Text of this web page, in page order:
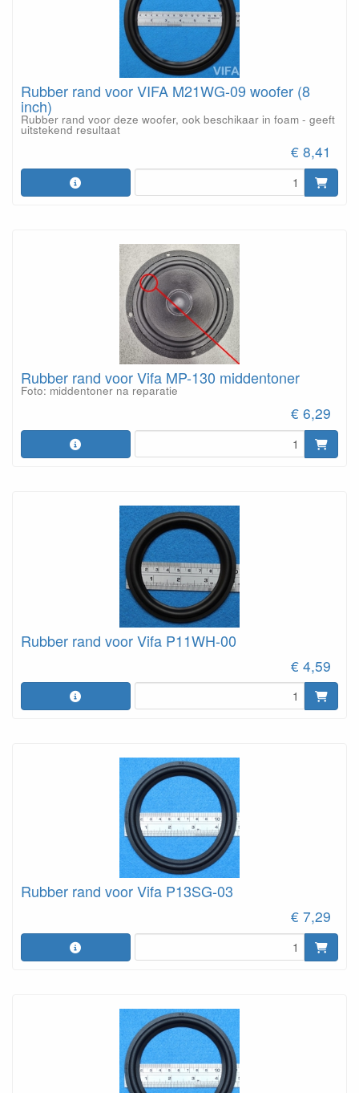
Rubber rand voor VIFA M21WG-09 woofer (8
inch)
Rubber rand voor deze woofer, ook beschikaar in foam - geeft
uitstekend resultaat
€ 8,41
Rubber rand voor Vifa MP-130 middentoner
Foto: middentoner na reparatie
€ 6,29
Rubber rand voor Vifa P11WH-00
€ 4,59
Rubber rand voor Vifa P13SG-03
€ 7,29